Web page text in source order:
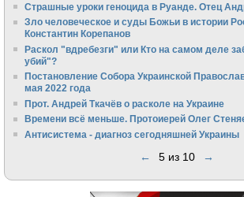
Страшные уроки геноцида в Руанде. Отец
Зло человеческое и суды Божьи в истории
Константин Корепанов
Раскол "вдребезги" или Кто на самом деле
убий"?
Постановление Собора Украинской
мая 2022 года
Прот. Андрей Ткачёв о расколе на Украине
Времени всё меньше. Протоиерей Олег
Антисистема - диагноз сегодняшней Украины
← 5 из 10 →